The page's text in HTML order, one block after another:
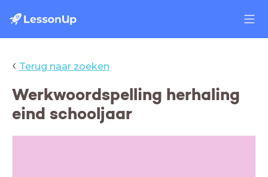
‹ Terug naar zoeken
Werkwoordspelling herhaling
eind schooljaar